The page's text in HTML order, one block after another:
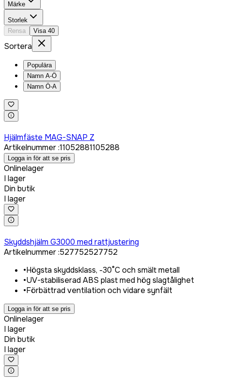
Märke
Storlek
Rensa
Visa 40
Sortera
Populära
Namn A-Ö
Namn Ö-A
Hjälmfäste MAG-SNAP Z
Artikelnummer:11052881105288
Logga in för att se pris
Onlinelager
I lager
Din butik
I lager
Skyddshjälm G3000 med rattjustering
Artikelnummer:527752527752
•Högsta skyddsklass, -30°C och smält metall
•UV-stabiliserad ABS plast med hög slagtålighet
•Förbättrad ventilation och vidare synfält
Logga in för att se pris
Onlinelager
I lager
Din butik
I lager